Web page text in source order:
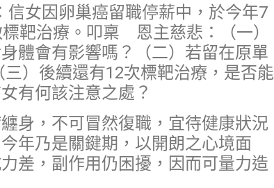
女因卵巢癌留職停薪中，於今年7
靶治療。叩稟 恩主慈悲：（一）
體會有影響嗎？（二）若留在原單
）後續還有12次標靶治療，是否能
有何該注意之處？
身，不可冒然復職，宜待健康狀況
年乃是關鍵期，以開朗之心境面
差，副作用仍困擾，因而可量力造